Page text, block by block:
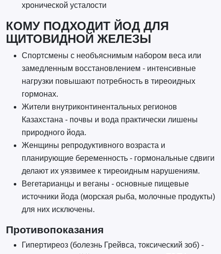
хронической усталости
КОМУ ПОДХОДИТ ЙОД ДЛЯ
ЩИТОВИДНОЙ ЖЕЛЕЗЫ
Спортсмены с необъяснимым набором веса или
замедленным восстановлением - интенсивные
нагрузки повышают потребность в тиреоидных
гормонах.
Жители внутриконтинентальных регионов
Казахстана - почвы и вода практически лишены
природного йода.
Женщины репродуктивного возраста и
планирующие беременность - гормональные сдвиги
делают их уязвимее к тиреоидным нарушениям.
Вегетарианцы и веганы - основные пищевые
источники йода (морская рыба, молочные продукты)
для них исключены.
Противопоказания
Гипертиреоз (болезнь Грейвса, токсический зоб) -